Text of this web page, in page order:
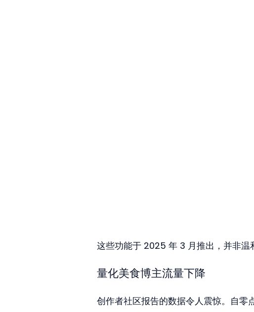
这些功能于 2025 年 3 月推出，并非温
量化美食博主流量下降
创作者社区报告的数据令人震惊。自零